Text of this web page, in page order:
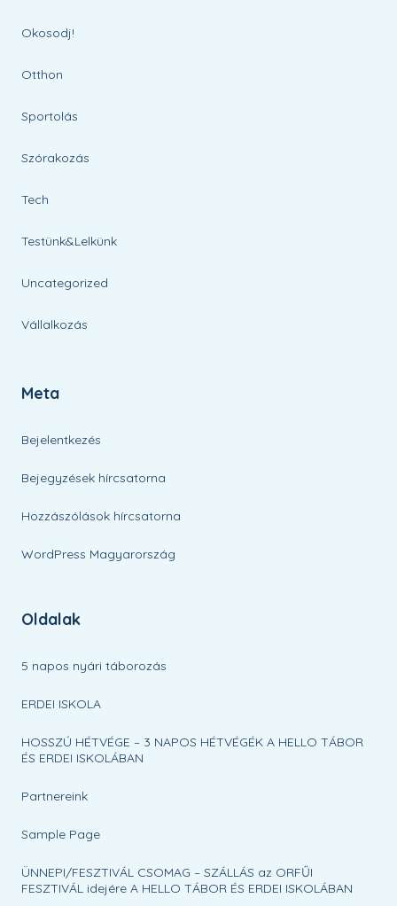
Okosodj!
Otthon
Sportolás
Szórakozás
Tech
Testünk&Lelkünk
Uncategorized
Vállalkozás
Meta
Bejelentkezés
Bejegyzések hírcsatorna
Hozzászólások hírcsatorna
WordPress Magyarország
Oldalak
5 napos nyári táborozás
ERDEI ISKOLA
HOSSZÚ HÉTVÉGE – 3 NAPOS HÉTVÉGÉK A HELLO TÁBOR
ÉS ERDEI ISKOLÁBAN
Partnereink
Sample Page
ÜNNEPI/FESZTIVÁL CSOMAG – SZÁLLÁS az ORFŰI
FESZTIVÁL idejére A HELLO TÁBOR ÉS ERDEI ISKOLÁBAN